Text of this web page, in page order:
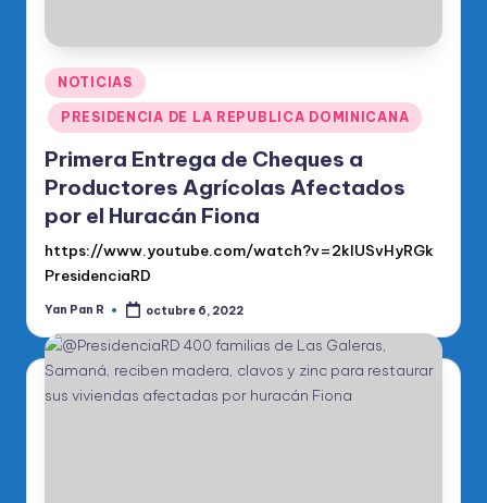
Publicado
en
NOTICIAS
PRESIDENCIA DE LA REPUBLICA DOMINICANA
Primera Entrega de Cheques a
Productores Agrícolas Afectados
por el Huracán Fiona
https://www.youtube.com/watch?v=2kIUSvHyRGk
PresidenciaRD
Publicado
Yan Pan R octubre 6, 2022